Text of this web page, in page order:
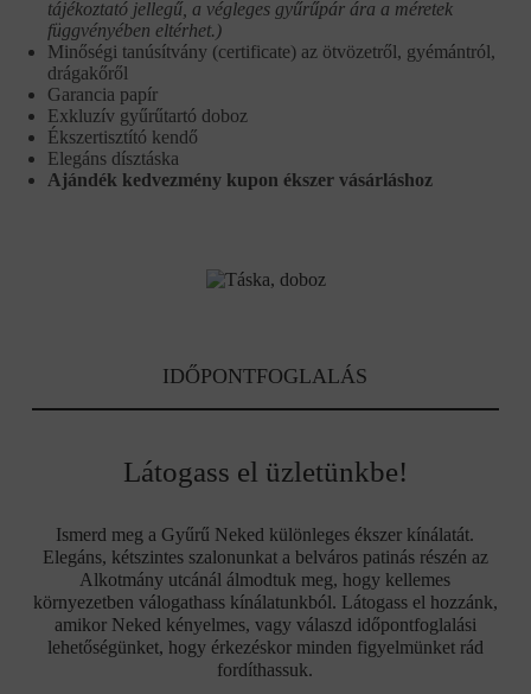
tájékoztató jellegű, a végleges gyűrűpár ára a méretek
függvényében eltérhet.)
Minőségi tanúsítvány (certificate) az ötvözetről, gyémántról,
drágakőről
Garancia papír
Exkluzív gyűrűtartó doboz
Ékszertisztító kendő
Elegáns dísztáska
Ajándék kedvezmény kupon ékszer vásárláshoz
IDŐPONTFOGLALÁS
Látogass el üzletünkbe!
Ismerd meg a Gyűrű Neked különleges ékszer kínálatát.
Elegáns, kétszintes szalonunkat a belváros patinás részén az
Alkotmány utcánál álmodtuk meg, hogy kellemes
környezetben válogathass kínálatunkból. Látogass el hozzánk,
amikor Neked kényelmes, vagy válaszd időpontfoglalási
lehetőségünket, hogy érkezéskor minden figyelmünket rád
fordíthassuk.